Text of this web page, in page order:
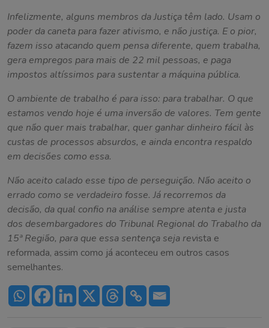
Infelizmente, alguns membros da Justiça têm lado. Usam o
poder da caneta para fazer ativismo, e não justiça. E o pior,
fazem isso atacando quem pensa diferente, quem trabalha,
gera empregos para mais de 22 mil pessoas, e paga
impostos altíssimos para sustentar a máquina pública.
O ambiente de trabalho é para isso: para trabalhar. O que
estamos vendo hoje é uma inversão de valores. Tem gente
que não quer mais trabalhar, quer ganhar dinheiro fácil às
custas de processos absurdos, e ainda encontra respaldo
em decisões como essa.
Não aceito calado esse tipo de perseguição. Não aceito o
errado como se verdadeiro fosse. Já recorremos da
decisão, da qual confio na análise sempre atenta e justa
dos desembargadores do Tribunal Regional do Trabalho da
15ª Região, para que essa sentença seja revista e
reformada, assim como já aconteceu em outros casos
semelhantes.